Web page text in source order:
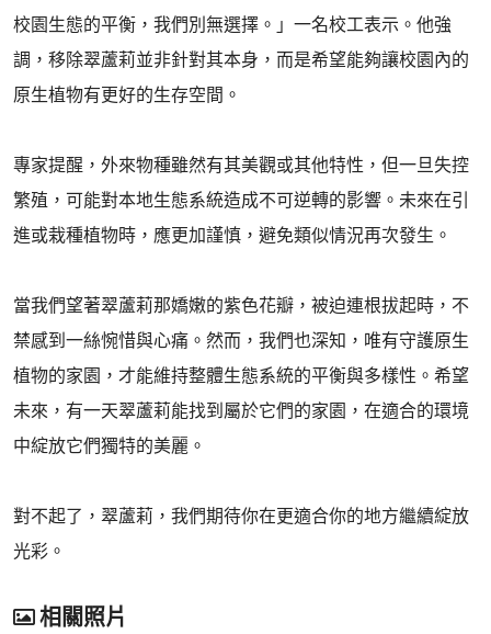
校園生態的平衡，我們別無選擇。」一名校工表示。他強
調，移除翠蘆莉並非針對其本身，而是希望能夠讓校園內的
原生植物有更好的生存空間。
專家提醒，外來物種雖然有其美觀或其他特性，但一旦失控
繁殖，可能對本地生態系統造成不可逆轉的影響。未來在引
進或栽種植物時，應更加謹慎，避免類似情況再次發生。
當我們望著翠蘆莉那嬌嫩的紫色花瓣，被迫連根拔起時，不
禁感到一絲惋惜與心痛。然而，我們也深知，唯有守護原生
植物的家園，才能維持整體生態系統的平衡與多樣性。希望
未來，有一天翠蘆莉能找到屬於它們的家園，在適合的環境
中綻放它們獨特的美麗。
對不起了，翠蘆莉，我們期待你在更適合你的地方繼續綻放
光彩。
相關照片